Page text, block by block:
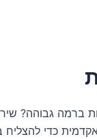
גבוהה?
כדי להצליח